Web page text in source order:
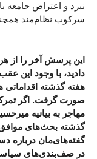
نبرد و اعتراض جامعه
سرکوب نظام‌مند
این پرسش آخر را از
دادید، با وجود این
هفته‌ گذشته
صورت گرفت. اگر تمرکز
مهاجر به بیانیه
گذشته بحث‌های موافق
گفته‌های‌مان درباره
در صف‌بندی‌های سیاسی